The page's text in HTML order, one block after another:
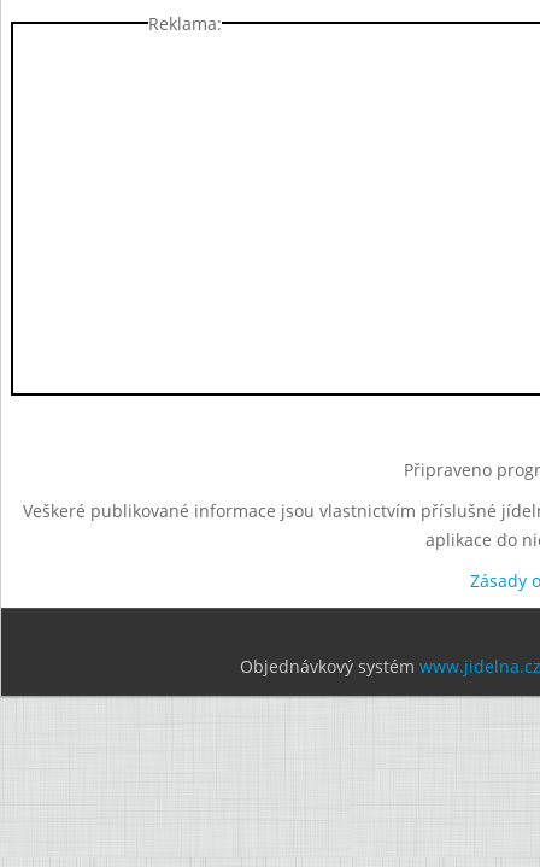
Reklama:
Připraveno
Veškeré publikované informace jsou vlastnictvím příslušné
aplikace do
Zásady
Objednávkový systém www.jidelna.cz